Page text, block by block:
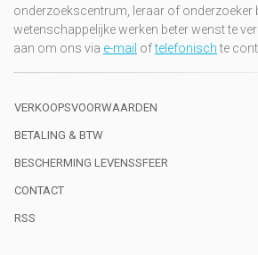
onderzoekscentrum, leraar of onderzoeker
wetenschappelijke werken beter wenst te
aan om ons via e-mail oftelefonischte
VERKOOPSVOORWAARDEN
BETALING & BTW
BESCHERMING LEVENSSFEER
CONTACT
RSS